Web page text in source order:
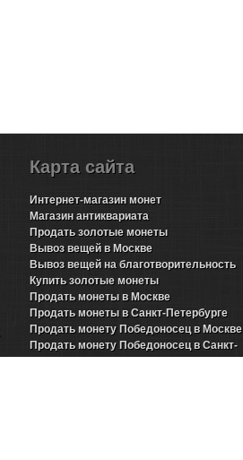
Карта сайта
Интернет-магазин монет
Магазин антиквариата
Продать золотые монеты
Вывоз вещей в Москве
Вывоз вещей на благотворительность
Купить золотые монеты
Продать монеты в Москве
Продать монеты в Санкт-Петербурге
Продать монету Победоносец в Москве
Продать монету Победоносец в Санкт-